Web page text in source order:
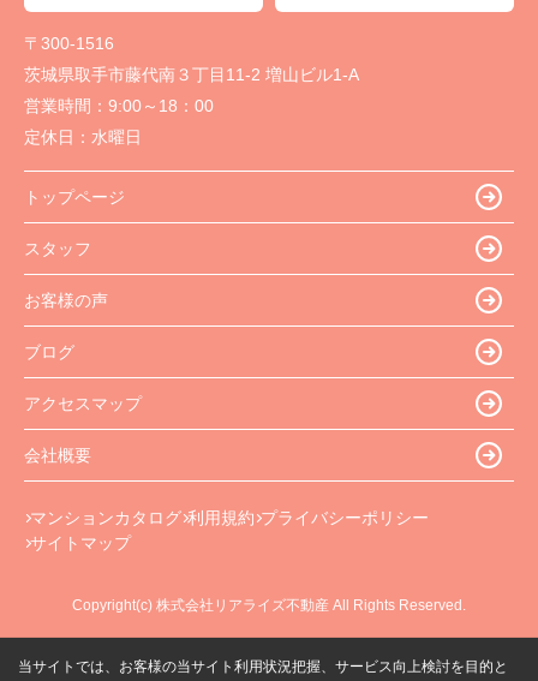
〒300-1516
茨城県取手市藤代南３丁目11-2 増山ビル1-A
営業時間： 9:00～18：00
定休日： 水曜日
トップページ
スタッフ
お客様の声
ブログ
アクセスマップ
会社概要
マンションカタログ 利用規約 プライバシーポリシー
サイトマップ
Copyright(c) 株式会社リアライズ不動産 All Rights Reserved.
当サイトでは、お客様の当サイト利用状況把握、サービス向上検討を目的と